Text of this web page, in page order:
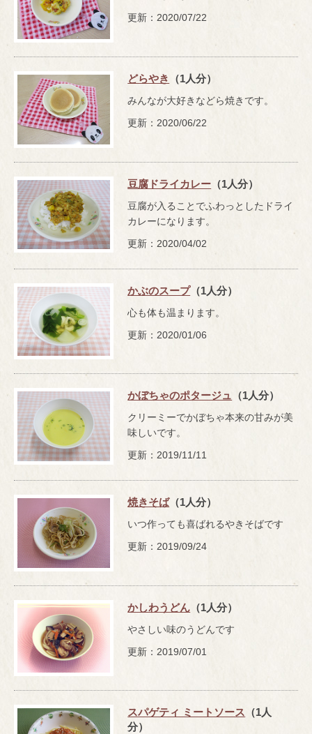
更新：2020/07/22
どらやき （1人分）
みんなが大好きなどら焼きです。
更新：2020/06/22
豆腐ドライカレー （1人分）
豆腐が入ることでふわっとしたドライ
カレーになります。
更新：2020/04/02
かぶのスープ（1人分）
心も体も温まります。
更新：2020/01/06
かぼちゃのポタージュ （1人分）
クリーミーでかぼちゃ本来の甘みが美
味しいです。
更新：2019/11/11
焼きそば（1人分）
いつ作っても喜ばれるやきそばです
更新：2019/09/24
かしわうどん （1人分）
やさしい味のうどんです
更新：2019/07/01
スパゲティ ミートソース （1人
分）